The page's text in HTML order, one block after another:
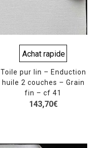
Achat rapide
Toile pur lin – Enduction
huile 2 couches – Grain
fin – cf 41
143,70€